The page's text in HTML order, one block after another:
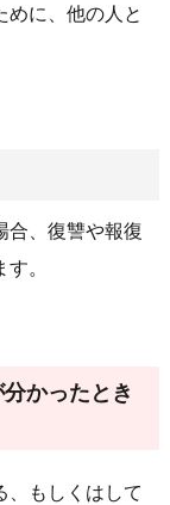
めに、他の人と
合、復讐や報復
。
かったとき
、もしくはして